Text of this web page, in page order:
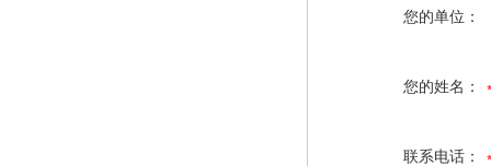
您的单位：
您的姓名：
联系电话：